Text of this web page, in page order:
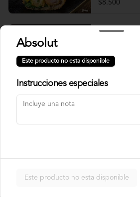
$8.500
crema,
arroz, envuelto
Nori
$7.900
Absolut
Este producto no esta disponible
Instrucciones especiales
Este producto no esta disponible